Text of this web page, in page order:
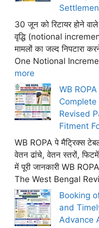
30 जून को रिटायर होने
वृद्धि (notional
मामलों का जल्द निपटारा
One Notional
more
WB
Complete
Revised
Fitment
WB ROPA पे मैट्रिक्स
वेतन ढांचे, वेतन स्तरों,
में पूरी जानकारी WB
The West Bengal
Booking
and
Advance